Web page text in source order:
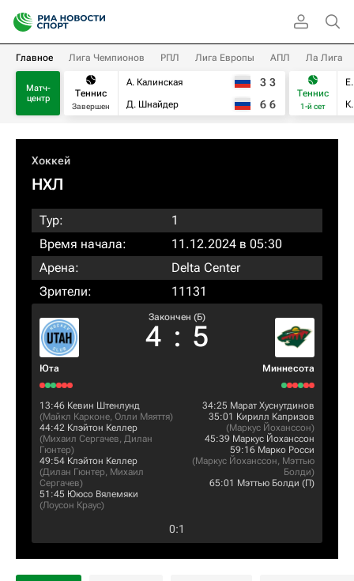
Главное Лига Чемпионов РПЛ Лига Европы АПЛ Ла Лига
Матч-
центр
Теннис
Завершен
А. Калинская
Д. Шнайдер
3 3
6 6
Теннис
1-й сет
Хоккей
НХЛ
Тур:
1
Время начала:
11.12.2024 в 05:30
Арена:
Delta Center
Зрители:
11131
Юта
Закончен (Б)
4 : 5
Миннесота
13:46 Кевин Штенлунд
(Майкл Карконе, Олли Мяяття)
44:42 Клэйтон Келлер
(Михаил Сергачев, Дилан
Гюнтер)
49:54 Клэйтон Келлер
(Дилан Гюнтер, Михаил
Сергачев)
51:45 Ююсо Вялемяки
(Лоусон Краус)
34:25 Марат Хуснутдинов
35:01 Кирилл Капризов
(Маркус Йоханссон)
45:39 Маркус Йоханссон
59:16 Марко Росси
(Маркус Йоханссон, Мэттью
Болди)
65:01 Мэттью Болди (П)
0:1